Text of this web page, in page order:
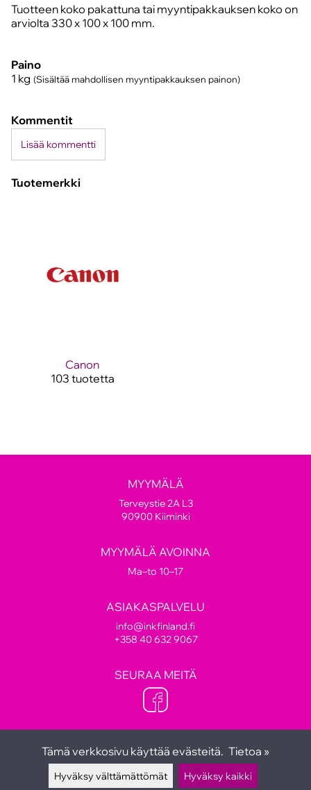
Tuotteen koko pakattuna tai myyntipakkauksen koko on
arviolta 330 x 100 x 100 mm.
Paino
1 kg (Sisältää mahdollisen myyntipakkauksen painon)
Kommentit
Lisää kommentti
Tuotemerkki
Canon
103 tuotetta
MYYMÄLÄ
Terveystie 2A L3
90900 Kiiminki
MYYMÄLÄ AVOINNA
Ma–to 10–17
ASIAKASPALVELU
info@inkfinland.fi
+358 40 632 9067
SEURAA MEITÄ
Tämä verkkosivu käyttää evästeitä. Tietoa »
Hyväksy välttämättömät Hyväksy kaikki